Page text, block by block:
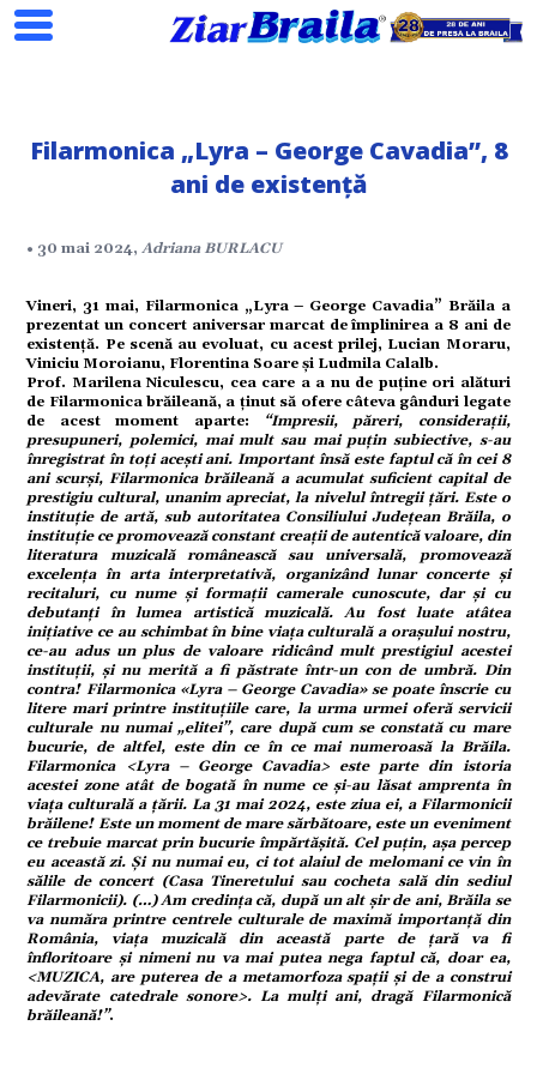
Filarmonica „Lyra – George Cavadia”, 8
ani de existență
• 30 mai 2024,Adriana BURLACU
Vineri, 31 mai, Filarmonica „Lyra – George Cavadia” Brăila a
prezentat un concert aniversar marcat de împlinirea a 8 ani de
existență. Pe scenă au evoluat, cu acest prilej, Lucian Moraru,
Viniciu Moroianu, Florentina Soare și Ludmila Calalb.
Prof. Marilena Niculescu, cea care a a nu de puține ori alături
de Filarmonica brăileană, a ținut să ofere câteva gânduri legate
de acest moment aparte:
“Impresii, păreri, considerații,
presupuneri, polemici, mai mult sau mai puțin subiective, s-au
înregistrat în toți acești ani. Important însă este faptul că în cei 8
ani scurși, Filarmonica brăileană a acumulat suficient capital de
prestigiu cultural, unanim apreciat, la nivelul întregii țări. Este o
instituție de artă, sub autoritatea Consiliului Județean Brăila, o
instituție ce promovează constant creații de autentică valoare, din
literatura muzicală românească sau universală, promovează
excelența în arta interpretativă, organizând lunar concerte și
recitaluri, cu nume și formații camerale cunoscute, dar și cu
debutanți în lumea artistică muzicală. Au fost luate atâtea
inițiative ce au schimbat în bine viața culturală a orașului nostru,
ce-au adus un plus de valoare ridicând mult prestigiul acestei
instituții, și nu merită a fi păstrate într-un con de umbră. Din
contra! Filarmonica «Lyra – George Cavadia» se poate înscrie cu
litere mari printre instituțiile care, la urma urmei oferă servicii
culturale nu numai „elitei”, care după cum se constată cu mare
bucurie, de altfel, este din ce în ce mai numeroasă la Brăila.
Filarmonica <Lyra – George Cavadia> este parte din istoria
acestei zone atât de bogată în nume ce și-au lăsat amprenta în
viața culturală a țării. La 31 mai 2024, este ziua ei, a Filarmonicii
brăilene! Este un moment de mare sărbătoare, este un eveniment
ce trebuie marcat prin bucurie împărtășită. Cel puțin, așa percep
eu această zi. Și nu numai eu, ci tot alaiul de melomani ce vin în
sălile de concert (Casa Tineretului sau cocheta sală din sediul
Filarmonicii). (…) Am credința că, după un alt șir de ani, Brăila se
va număra printre centrele culturale de maximă importanță din
România, viața muzicală din această parte de țară va fi
înfloritoare și nimeni nu va mai putea nega faptul că, doar ea,
<MUZICA, are puterea de a metamorfoza spații și de a construi
adevărate catedrale sonore>. La mulți ani, dragă Filarmonică
brăileană!”.